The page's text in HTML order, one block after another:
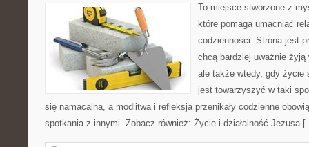
To miejsce stworzone z
które pomaga umacniać
codzienności. Strona jest
chcą bardziej uważnie
ale także wtedy, gdy życie
jest towarzyszyć w taki
się namacalna, a modlitwa i refleksja przenikały codzienne
spotkania z innymi. Zobacz również: Życie i działalność Jezusa